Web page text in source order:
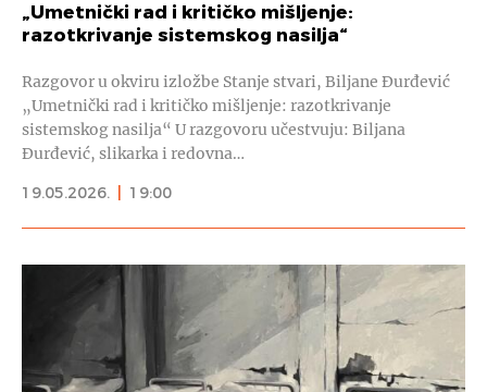
„Umetnički rad i kritičko mišljenje:
razotkrivanje sistemskog nasilja“
Razgovor u okviru izložbe Stanje stvari, Biljane Đurđević
„Umetnički rad i kritičko mišljenje: razotkrivanje
sistemskog nasilja“ U razgovoru učestvuju: Biljana
Đurđević, slikarka i redovna…
19.05.2026.
19:00